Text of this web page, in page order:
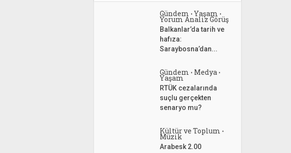
Gündem • Yaşam •
Yorum Analiz Görüş
Balkanlar’da tarih ve
hafıza:
Saraybosna’dan...
Gündem • Medya •
Yaşam
RTÜK cezalarında
suçlu gerçekten
senaryo mu?
Kültür ve Toplum •
Müzik
Arabesk 2.00